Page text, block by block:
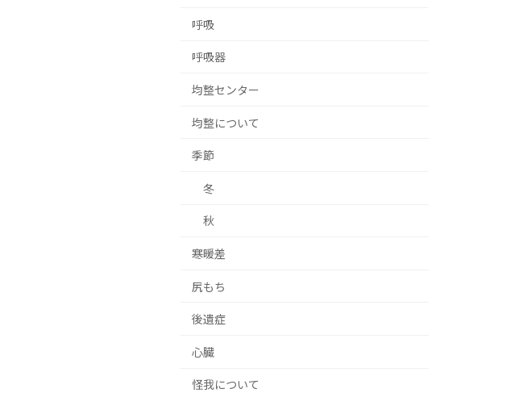
呼吸
呼吸器
均整センター
均整について
季節
冬
秋
寒暖差
尻もち
後遺症
心臓
怪我について